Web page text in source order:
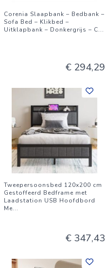
Corenia Slaapbank – Bedbank –
Sofa Bed – Klikbed –
Uitklapbank – Donkergrijs – C...
€ 294,29
Tweepersoonsbed 120x200 cm
Gestoffeerd Bedframe met
Laadstation USB Hoofdbord
Me...
€ 347,43